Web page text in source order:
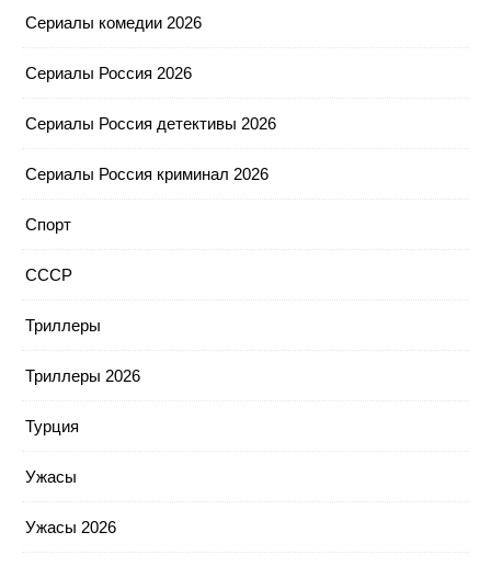
Сериалы комедии 2026
Сериалы Россия 2026
Сериалы Россия детективы 2026
Сериалы Россия криминал 2026
Спорт
СССР
Триллеры
Триллеры 2026
Турция
Ужасы
Ужасы 2026